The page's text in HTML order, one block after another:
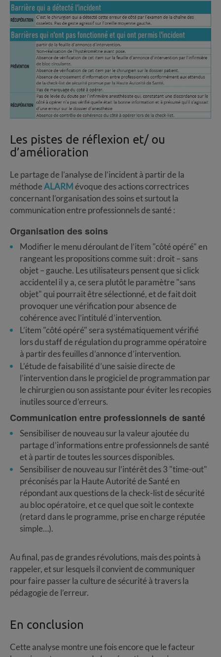
Les pistes de réflexion et/ ou
d’amélioration
Le partage de l’analyse de l’incident à partir de la
méthodeALARMévoque des actions correctrices
concernant l’organisation des soins et surtout la
communication entre professionnels de santé :
Organisation des soins
Modifier le menu déroulant de l’item "côté opéré" en
rangeant les propositions comme suit : droit – sans
objet – gauche. Les utilisateurs pensent que si click
accidentel il y a, ce sera plutôt le paramètre "sans
objet" qui pourrait être sélectionné, et de fait doit
provoquer une vérification pour absence de
cohérence avec l’intitulé d’intervention.
L’item "côté opéré" sera systématiquement vérifié
lors du staff de régulation du programme opératoire
à partir des feuilles d’annonce d’intervention.
L’étude de faisabilité d’une saisie directe de
l’intervention dans le progiciel de programmation par
le chirurgien ou son assistante pour éviter les recopies
inutiles source d’erreurs.
Communication entre professionnels de santé
Sensibiliser de nouveau sur la valeur ajoutée du
partage d’informations entre professionnels de santé
et à partir de toutes les sources disponibles.
Sensibiliser de nouveau sur l’intérêt des 3 "time-out"
préconisés par la Haute Autorité de Santé en
répondant aux questions de la check-list de sécurité
au bloc opératoire, et ce quel que soit le contexte
(retard dans le programme, prise en charge réputée
simple…).
Au final, pas de grandes révolutions, mais des points à
rappeler, et sur lesquels il convient de communiquer
pour faire passer la culture de sécurité à travers la
pédagogie de l’erreur.
En conclusion
Cette analyse montre une fois encore que le facteur